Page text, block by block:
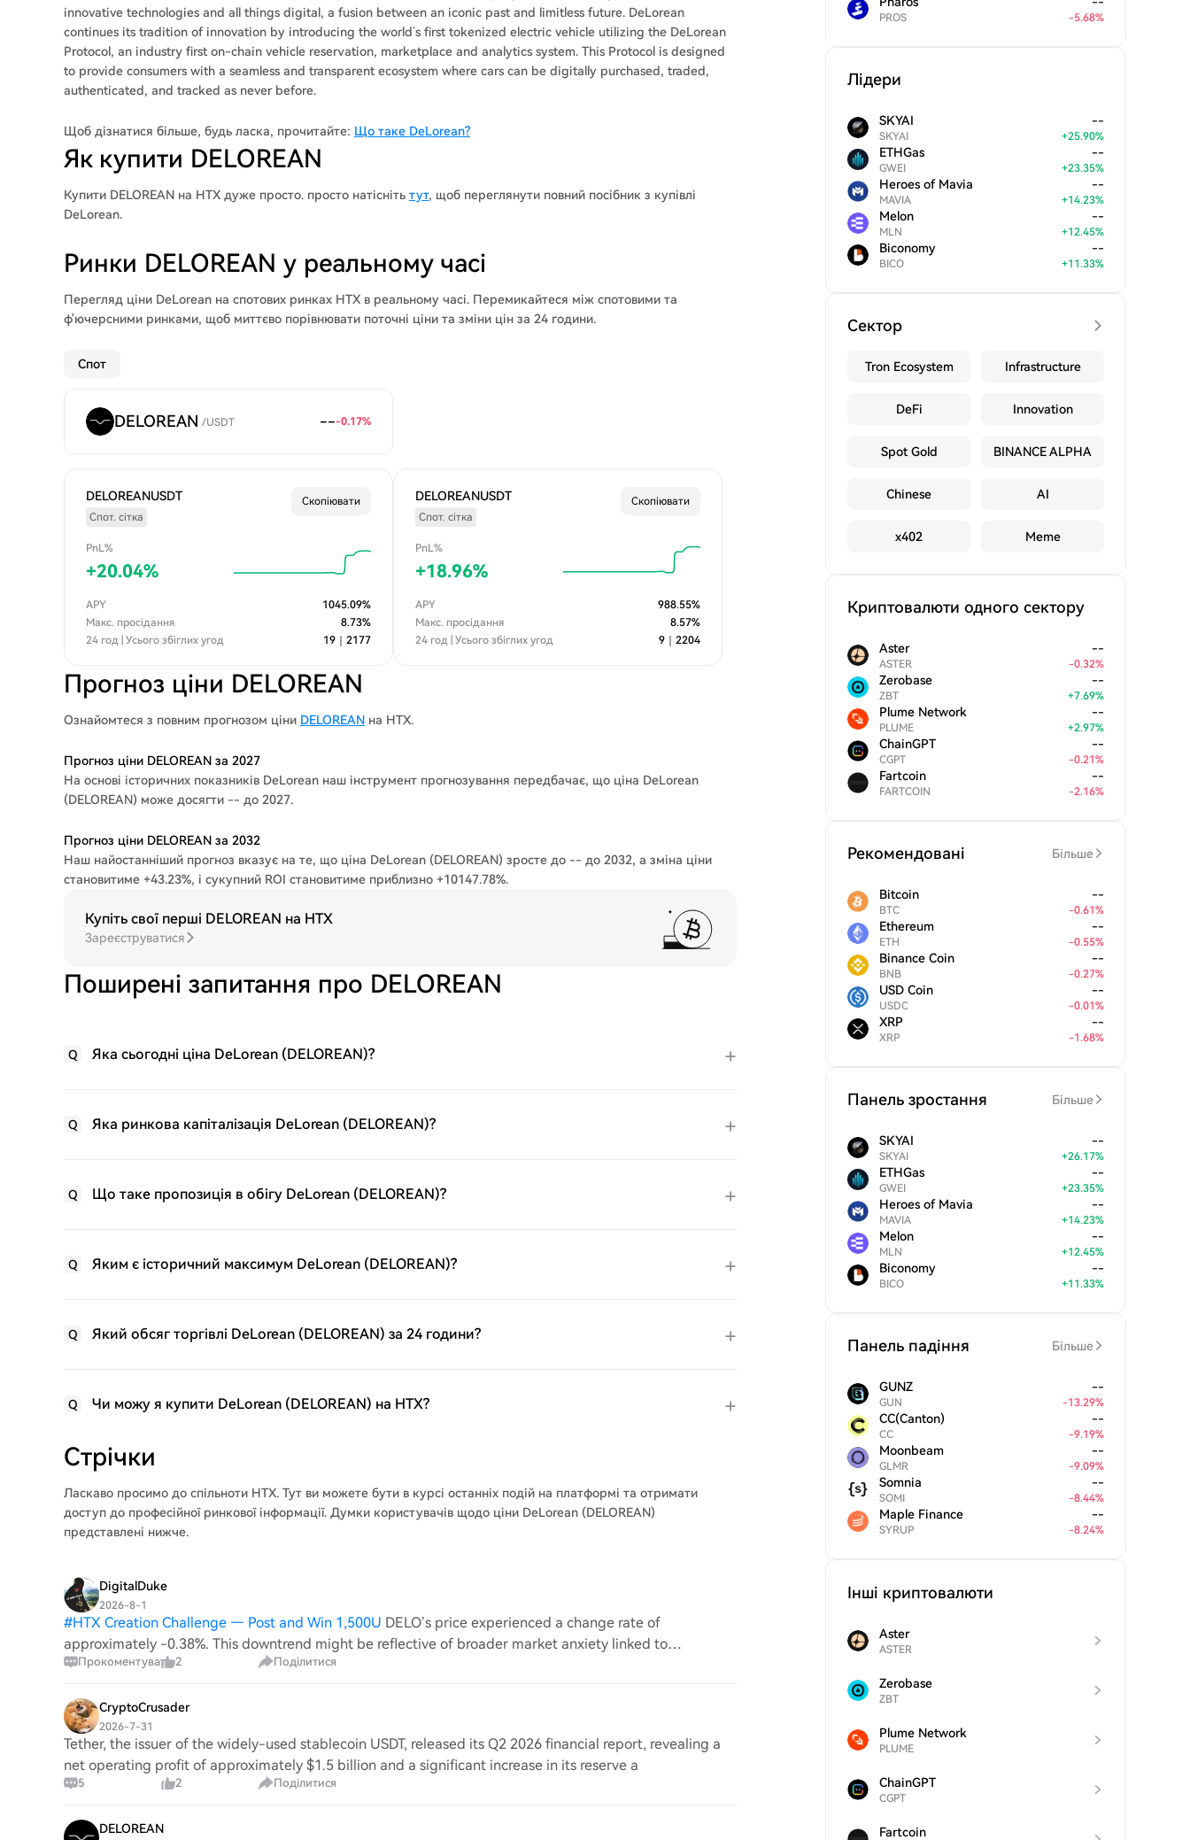
innovative technologies and all things digital, a fusion between an iconic past and limitless future. DeLorean
continues its tradition of innovation by introducing the world’s first tokenized electric vehicle utilizing the DeLorean
Protocol, an industry first on-chain vehicle reservation, marketplace and analytics system. This Protocol is designed
to provide consumers with a seamless and transparent ecosystem where cars can be digitally purchased, traded,
authenticated, and tracked as never before.
Щоб дізнатися більше, будь ласка, прочитайте: Що таке DeLorean?
Як купити DELOREAN
Купити DELOREAN на HTX дуже просто. просто натісніть тут, щоб переглянути повний посібник з купівлі
DeLorean.
Ринки DELOREAN у реальному часі
Перегляд ціни DeLorean на спотових ринках HTX в реальному часі. Перемикайтеся між спотовими та
ф'ючерсними ринками, щоб миттєво порівнювати поточні ціни та зміни цін за 24 години.
Спот
DELOREAN /USDT ---0.17%
DELOREANUSDT
Спот. сітка
Скопіювати
PnL%
+20.04%
APY 1045.09%
Макс. просідання
8.73%
24 год | Усього збіглих угод
19 2177
DELOREANUSDT
Спот. сітка
Скопіювати
PnL%
+18.96%
APY 988.55%
Макс. просідання
8.57%
24 год | Усього збіглих угод
9 2204
Прогноз ціни DELOREAN
Ознайомтеся з повним прогнозом ціни DELOREAN на HTX.
Прогноз ціни DELOREAN за 2027
На основі історичних показників DeLorean наш інструмент прогнозування передбачає, що ціна DeLorean
(DELOREAN) може досягти -- до 2027.
Прогноз ціни DELOREAN за 2032
Наш найостанніший прогноз вказує на те, що ціна DeLorean (DELOREAN) зросте до -- до 2032, а зміна ціни
становитиме +43.23%, і сукупний ROI становитиме приблизно +10147.78%.
Купіть свої перші DELOREAN на HTX
Зареєструватися
Поширені запитання про DELOREAN
Q Яка сьогодні ціна DeLorean (DELOREAN)?
Q Яка ринкова капіталізація DeLorean (DELOREAN)?
Q Що таке пропозиція в обігу DeLorean (DELOREAN)?
Q Яким є історичний максимум DeLorean (DELOREAN)?
Q Який обсяг торгівлі DeLorean (DELOREAN) за 24 години?
Q Чи можу я купити DeLorean (DELOREAN) на HTX?
Стрічки
Ласкаво просимо до спільноти HTX. Тут ви можете бути в курсі останніх подій на платформі та отримати
доступ до професійної ринкової інформації. Думки користувачів щодо ціни DeLorean (DELOREAN)
представлені нижче.
DigitalDuke
2026-8-1
#HTX Creation Challenge — Post and Win 1,500U DELO’s price experienced a change rate of
approximately -0.38%. This downtrend might be reflective of broader market anxiety linked to
geopolitical instability, as traders often react to news that aff
Прокоментувати 2 Поділитися
CryptoCrusader
2026-7-31
Tether, the issuer of the widely-used stablecoin USDT, released its Q2 2026 financial report, revealing a
net operating profit of approximately $1.5 billion and a significant increase in its reserve a
5 2 Поділитися
DELOREAN
PROS -5.68%
Лідери
SKYAI
SKYAI
--
+25.90%
ETHGas
GWEI
--
+23.35%
Heroes of Mavia
MAVIA
--
+14.23%
Melon
MLN
--
+12.45%
Biconomy
BICO
--
+11.33%
Сектор
Tron Ecosystem Infrastructure
DeFi Innovation
Spot Gold BINANCE ALPHA
Chinese AI
x402 Meme
Криптовалюти одного сектору
Aster
ASTER
--
-0.32%
Zerobase
ZBT
--
+7.69%
Plume Network
PLUME
--
+2.97%
ChainGPT
CGPT
--
-0.21%
Fartcoin
FARTCOIN
--
-2.16%
Рекомендовані Більше
Bitcoin
BTC
--
-0.61%
Ethereum
ETH
--
-0.55%
Binance Coin
BNB
--
-0.27%
USD Coin
USDC
--
-0.01%
XRP
XRP
--
-1.68%
Панель зростання Більше
SKYAI
SKYAI
--
+26.17%
ETHGas
GWEI
--
+23.35%
Heroes of Mavia
MAVIA
--
+14.23%
Melon
MLN
--
+12.45%
Biconomy
BICO
--
+11.33%
Панель падіння Більше
GUNZ
GUN
--
-13.29%
CC(Canton)
CC
--
-9.19%
Moonbeam
GLMR
--
-9.09%
Somnia
SOMI
--
-8.44%
Maple Finance
SYRUP
--
-8.24%
Інші криптовалюти
Aster
ASTER
Zerobase
ZBT
Plume Network
PLUME
ChainGPT
CGPT
Fartcoin